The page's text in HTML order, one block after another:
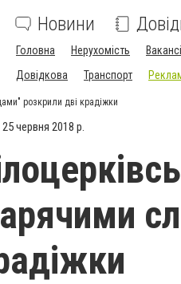
Новини
Головна Нерухомість
Довідкова
Транспорт
розкрили дві крадіжки
червня 2018 р.